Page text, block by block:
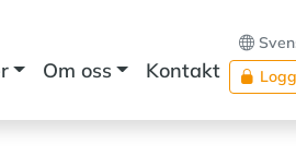
Om oss Kontakt